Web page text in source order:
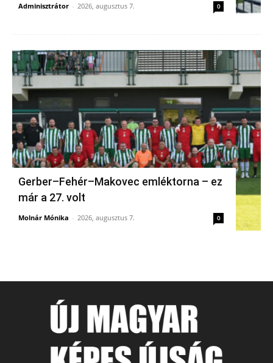
Adminisztrátor - 2026, augusztus 7. 0
Gerber–Fehér–Makovec emléktorna – ez
már a 27. volt
Molnár Mónika - 2026, augusztus 7. 0